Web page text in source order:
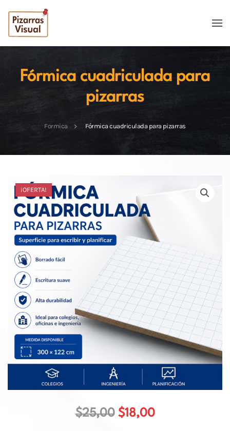
Skip to main content
Fórmica cuadriculada para
pizarras
Formica Fórmica cuadriculada para pizarras
¡OFERTA!
$25,00 El
$18,00El